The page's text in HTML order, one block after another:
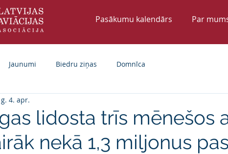
Pasākumu kalendārs Par
Jaunumi Biedru ziņas Domnīca
lidosta trīs mēnešos
nekā 1,3 miljonus
4. apr.